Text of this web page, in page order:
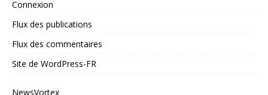
Connexion
Flux des publications
Flux des commentaires
Site de WordPress-FR
NewsVortex